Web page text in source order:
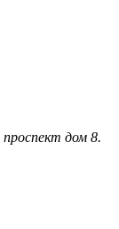
проспект дом 8.